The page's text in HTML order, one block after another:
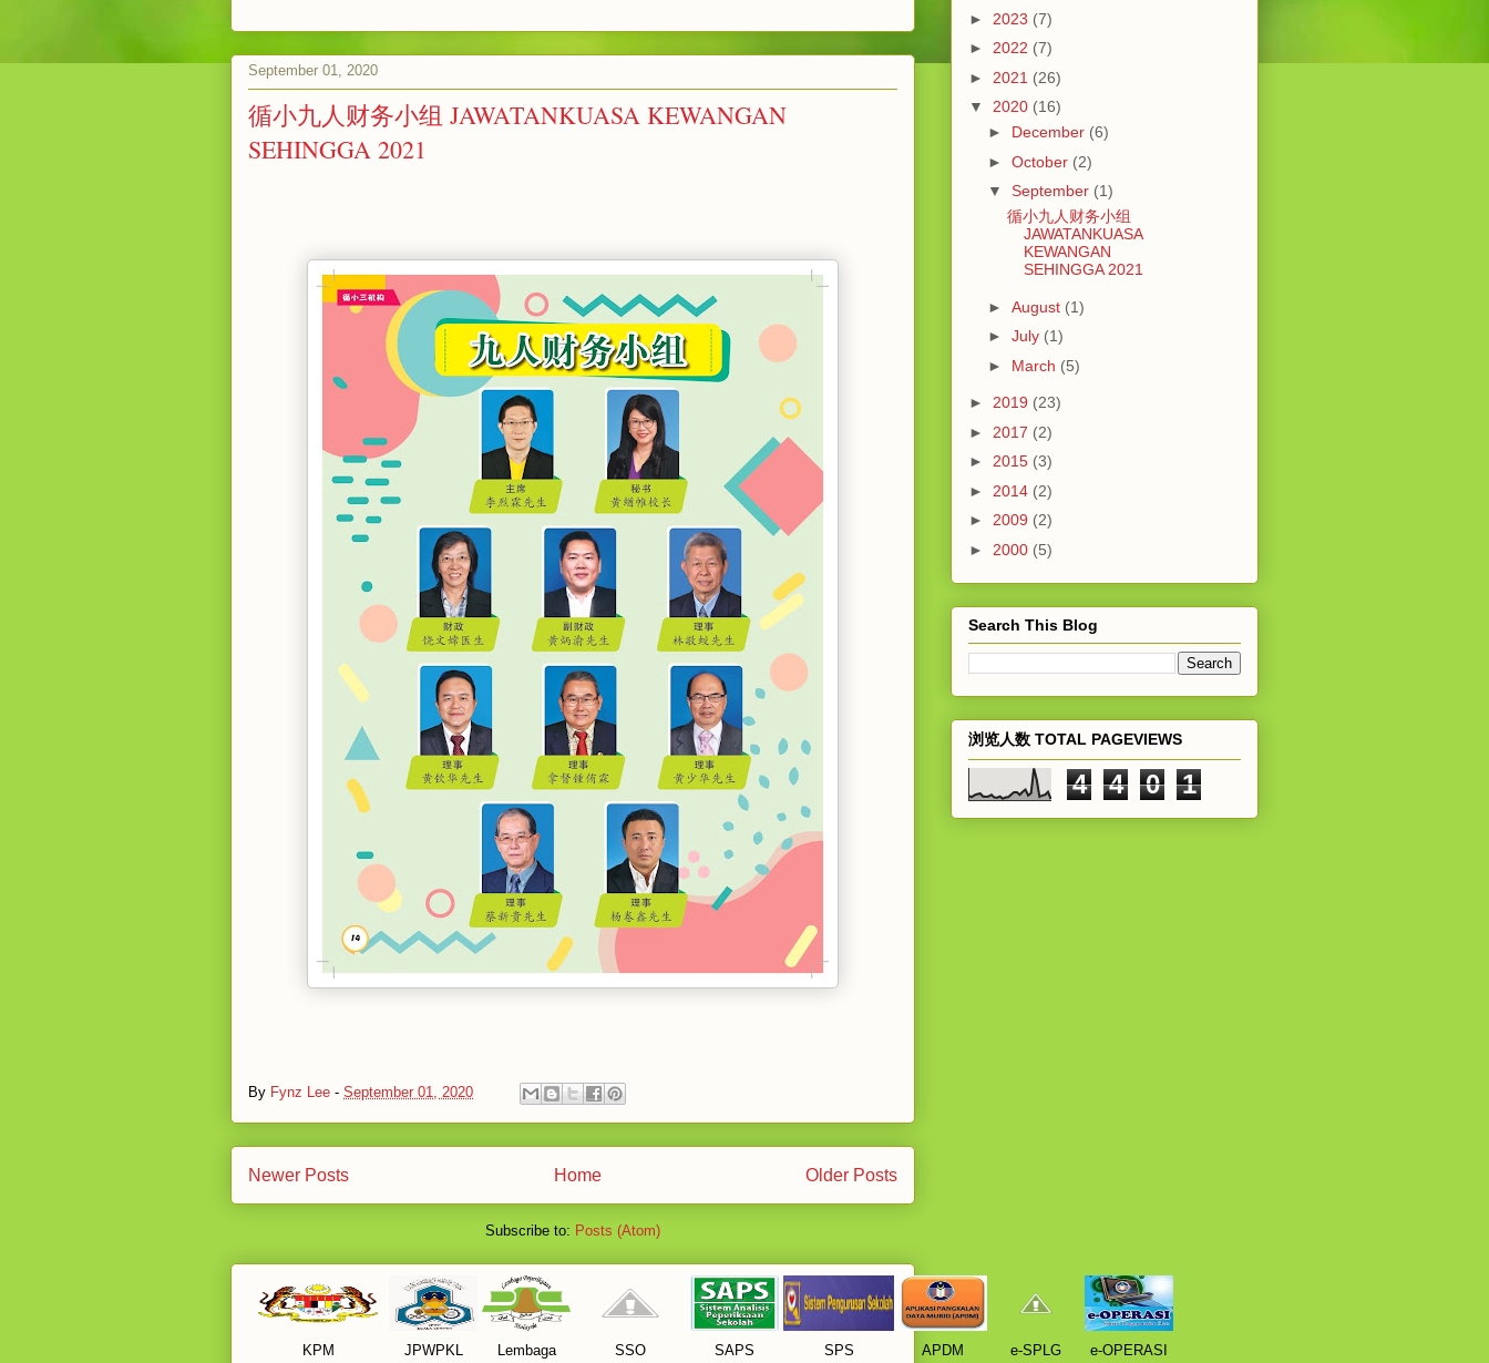
September 01, 2020
循小九人财务小组 JAWATANKUASA KEWANGAN
SEHINGGA 2021
By Fynz Lee - September 01, 2020
Newer Posts Older Posts
Home
Subscribe to: Posts (Atom)
KPM JPWPKL Lembaga SSO SAPS SPS APDM e-SPLG e-OPERASI
► 2023 (7)
► 2022 (7)
► 2021 (26)
▼ 2020 (16)
► December (6)
► October (2)
▼ September (1)
循小九人财务小组
JAWATANKUASA
KEWANGAN
SEHINGGA 2021
► August (1)
► July (1)
► March (5)
► 2019 (23)
► 2017 (2)
► 2015 (3)
► 2014 (2)
► 2009 (2)
► 2000 (5)
Search This Blog
浏览人数 TOTAL PAGEVIEWS
4 4 0 1